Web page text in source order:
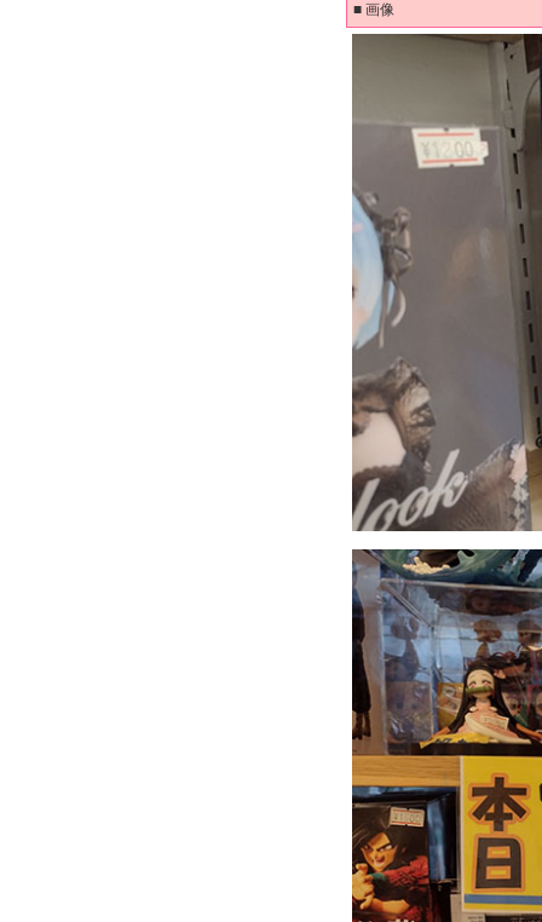
■ 画像